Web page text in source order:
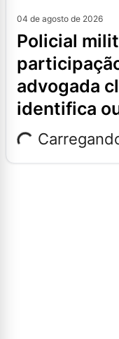
04 de agosto de 2026
policial militar é preso por
advogada
identifica